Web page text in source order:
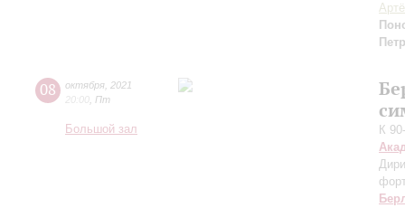
08 октября 2021
20:00 Пт
Большой зал
К